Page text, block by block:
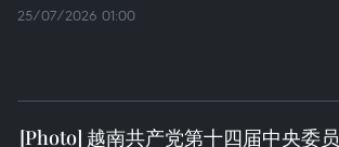
25/07/2026 01:00
越南共产党第十四届中央委员